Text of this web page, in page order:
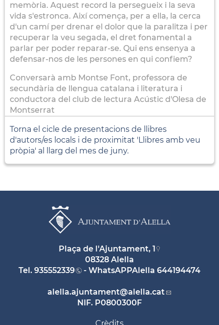
memòria. Aquest record la persegueix i la seva
vida s'estronca. Així comença, per a ella, la cerca
d'un camí per drenar el dolor que la paralitza i per
recuperar la veu segada, el dret fonamental a
parlar per poder reparar-se. Qui ens ensenya a
defensar-nos de les persones en qui confiem?
Conversarà amb Montse Font, professora de
secundària de llengua catalana i literatura i
conductora del club de lectura Acústic d'Olesa de
Montserrat
Torna el cicle de presentacions de llibres
d'autors/es locals i de proximitat 'Llibres amb veu
pròpia' al llarg del mes de juny.
Plaça de l'Ajuntament, 1
08328 Alella
Tel. 935552339 - WhatsAPPAlella 644194474
alella.ajuntament@alella.cat
NIF. P0800300F
Crèdits